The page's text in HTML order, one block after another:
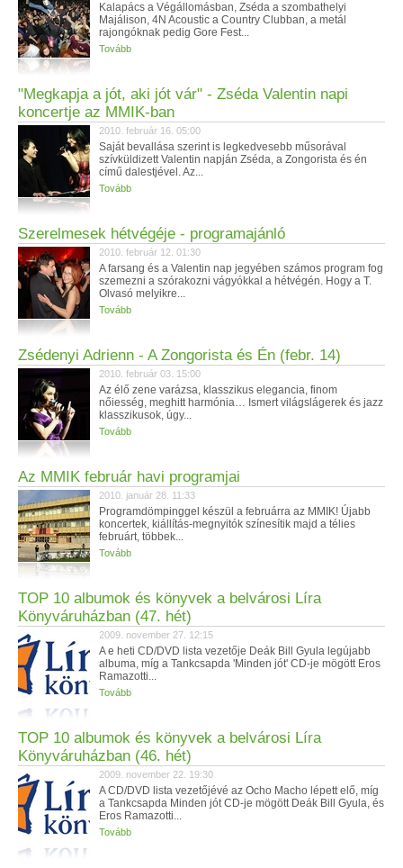
Kalapács a Végállomásban, Zséda a szombathelyi
Majálison, 4N Acoustic a Country Clubban, a metál
rajongóknak pedig Gore Fest...
Tovább
"Megkapja a jót, aki jót vár" - Zséda Valentin napi
koncertje az MMIK-ban
2010. február 16. 05:00
Saját bevallása szerint is legkedvesebb műsorával
szívküldizett Valentin napján Zséda, a Zongorista és én
című dalestjével. Az...
Tovább
Szerelmesek hétvégéje - programajánló
2010. február 12. 01:30
A farsang és a Valentin nap jegyében számos program fog
szemezni a szórakozni vágyókkal a hétvégén. Hogy a T.
Olvasó melyikre...
Tovább
Zsédenyi Adrienn - A Zongorista és Én (febr. 14)
2010. február 03. 15:00
Az élő zene varázsa, klasszikus elegancia, finom
nőiesség, meghitt harmónia… Ismert világslágerek és jazz
klasszikusok, úgy...
Tovább
Az MMIK február havi programjai
2010. január 28. 11:33
Programdömpinggel készül a februárra az MMIK! Újabb
koncertek, kiállítás-megnyitók színesítik majd a télies
februárt, többek...
Tovább
TOP 10 albumok és könyvek a belvárosi Líra
Könyváruházban (47. hét)
2009. november 27. 12:15
A e heti CD/DVD lista vezetője Deák Bill Gyula legújabb
albuma, míg a Tankcsapda 'Minden jót' CD-je mögött Eros
Ramazotti...
Tovább
TOP 10 albumok és könyvek a belvárosi Líra
Könyváruházban (46. hét)
2009. november 22. 19:30
A CD/DVD lista vezetőjévé az Ocho Macho lépett elő, míg
a Tankcsapda Minden jót CD-je mögött Deák Bill Gyula, és
Eros Ramazotti...
Tovább